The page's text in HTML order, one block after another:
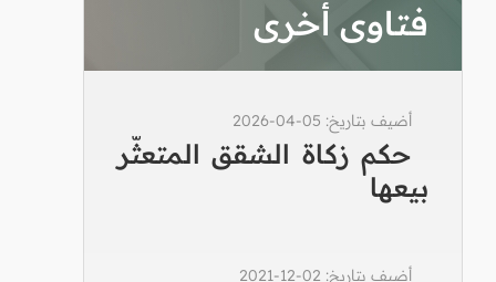
فتاوى أخرى
أضيف بتاريخ: 05-04-2026
حكم زكاة الشقق المتعثّر
بيعها
أضيف بتاريخ: 02-12-2021